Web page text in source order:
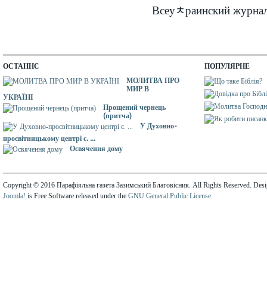
Всеуﾺраинский
ОСТАННЄ
МОЛИТВА ПРО
МИР В
УКРАЇНІ
Прощений чернець
(притча)
У Духовно-
просвітницькому центрі с. ...
Освячення дому
ПОПУЛЯРНЕ
Copyright © 2016 Парафіяльна газета Зазимський Благовісник. All Rights Reserved.
Joomla! is Free Software released under the GNU General Public License.